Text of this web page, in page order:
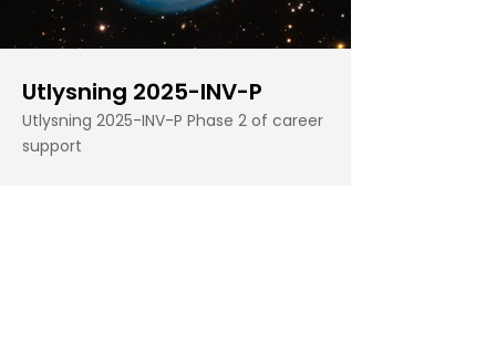
Utlysning 2025-INV-P
Utlysning 2025-INV-P Phase 2 of career
support